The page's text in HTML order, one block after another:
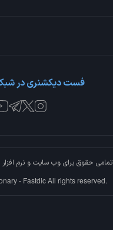
فست دیکشنری در
تمامی حقوق برای وب سایت و نرم افزار
- Fastdic All rights reserved.